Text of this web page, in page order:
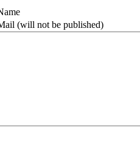
(will not be published)